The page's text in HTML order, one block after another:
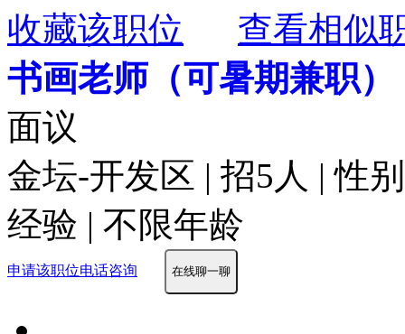
收藏该职位
查看相似
书画老师（可暑期兼职）
面议
金坛-开发区 | 招5人 | 性
经验 | 不限年龄
申请该职位电话咨询 在线聊一聊